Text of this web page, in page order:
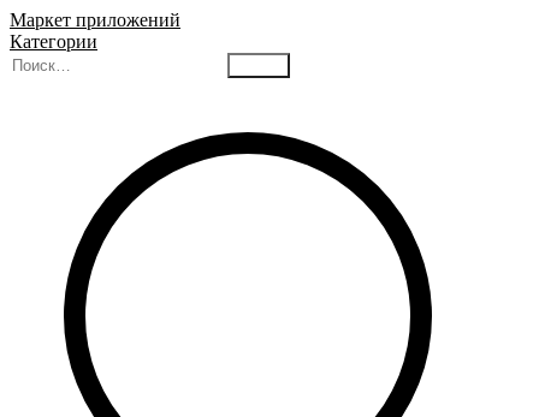
Маркет приложений
Категории